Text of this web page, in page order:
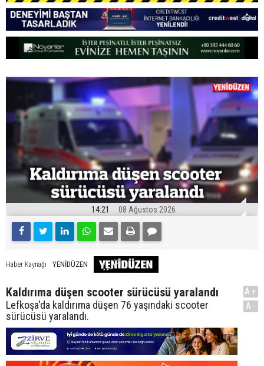
14:21 08 Ağustos 2026
Haber Kaynağı YENİDÜZEN
Kaldırıma düşen scooter sürücüsü yaralandı
Lefkoşa'da kaldırıma düşen 76 yaşındaki scooter
sürücüsü yaralandı.
A+
A-